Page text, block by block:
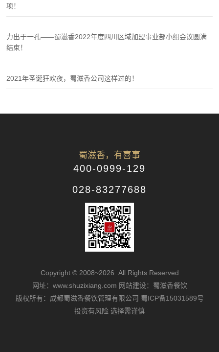
项！
力出于一孔——蜀滋香2022年度四川区域加盟事业部小组会议圆满
结束！
2021年圣诞狂欢夜，蜀滋香公司这样过的！
蜀滋香，有喜事
400-0999-129
028-83277688
Copyright © 2008~2026 All Rights Reserved
网址：www.shuzixiang.com 网站建设：蜀滋香餐饮
版权所有：成都蜀滋香餐饮管理有限公司 蜀ICP备15031589号
投资有风险 选择需谨慎